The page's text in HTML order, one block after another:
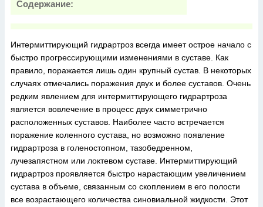
Содержание:
Интермиттирующий гидрартроз всегда имеет острое начало с
быстро прогрессирующими изменениями в суставе. Как
правило, поражается лишь один крупный сустав. В некоторых
случаях отмечались поражения двух и более суставов. Очень
редким явлением для интермиттирующего гидрартроза
является вовлечение в процесс двух симметрично
расположенных суставов. Наиболее часто встречается
поражение коленного сустава, но возможно появление
гидрартроза в голеностопном, тазобедренном,
лучезапястном или локтевом суставе. Интермиттирующий
гидрартроз проявляется быстро нарастающим увеличением
сустава в объеме, связанным со скоплением в его полости
все возрастающего количества синовиальной жидкости. Этот